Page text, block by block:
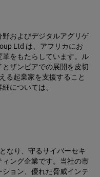
およびデジタルアグリゲ
Ltd は、アフリカにお
をもたらしています。ル
ザンビアでの展開を皮切
る起業家を支援すること
については、
なり、守るサイバーセキ
ング企業です。当社の市
ョン、優れた脅威インテ